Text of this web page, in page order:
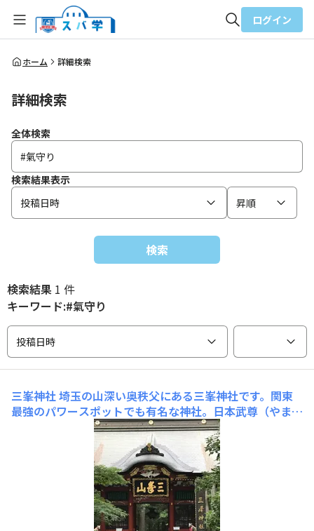
全体検索
ログイン
ホーム 詳細検索
詳細検索
全体検索
検索結果表示
投稿日時
昇順
検索
検索結果 1 件
キーワード:#氣守り
投稿日時
三峯神社埼玉の山深い奥秩父にある三峯神社です。関東
最強のパワースポットでも有名な神社。日本武尊（やまと
たけるのみこと）が命を受けて東国平定に向かう際、碓氷
峠に向かう途中にこの山に登り、いざなぎのみことといざ
なみのみことをお祀りしたのが始まりと伝えられているそ
うです。また、道案内したのが狼(山犬)であったとさ